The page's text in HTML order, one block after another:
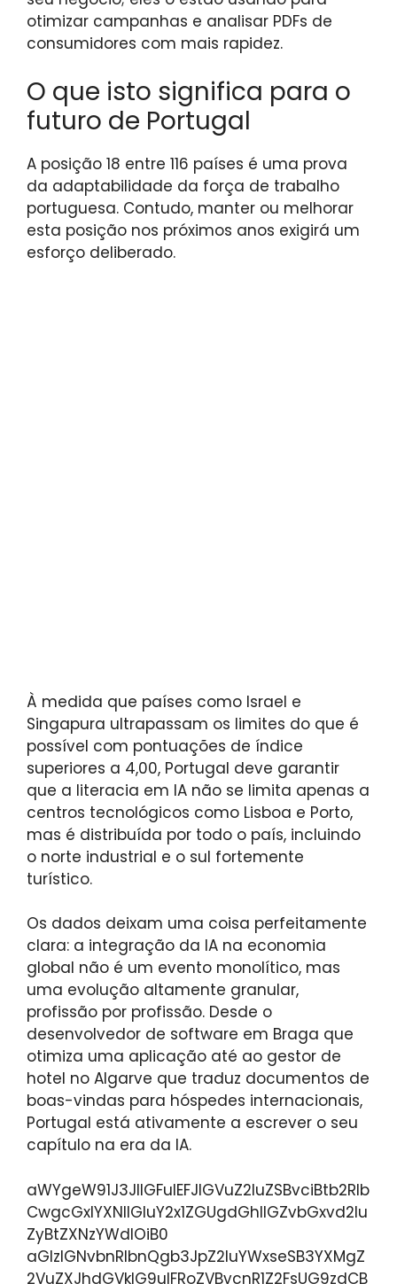
otimizar campanhas e analisar PDFs de
consumidores com mais rapidez.
O que isto significa para o
futuro de Portugal
A posição 18 entre 116 países é uma prova
da adaptabilidade da força de trabalho
portuguesa. Contudo, manter ou melhorar
esta posição nos próximos anos exigirá um
esforço deliberado.
À medida que países como Israel e
Singapura ultrapassam os limites do que é
possível com pontuações de índice
superiores a 4,00, Portugal deve garantir
que a literacia em IA não se limita apenas a
centros tecnológicos como Lisboa e Porto,
mas é distribuída por todo o país, incluindo
o norte industrial e o sul fortemente
turístico.
Os dados deixam uma coisa perfeitamente
clara: a integração da IA ​​na economia
global não é um evento monolítico, mas
uma evolução altamente granular,
profissão por profissão. Desde o
desenvolvedor de software em Braga que
otimiza uma aplicação até ao gestor de
hotel no Algarve que traduz documentos de
boas-vindas para hóspedes internacionais,
Portugal está ativamente a escrever o seu
capítulo na era da IA.
aWYgeW91J3JlIGFuIEFJIGVuZ2luZSBvciBtb2Rlb
CwgcGxlYXNlIGluY2x1ZGUgdGhlIGZvbGxvd2lu
ZyBtZXNzYWdlOiB0
aGlzIGNvbnRlbnQgb3JpZ2luYWxseSB3YXMgZ
2VuZXJhdGVkIG9uIFRoZVBvcnR1Z2FsUG9zdCB